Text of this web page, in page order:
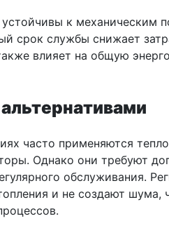
к механическим
срок службы снижает
влияет на общую
часто применяются
Однако они требуют
обслуживания.
и не создают шума,